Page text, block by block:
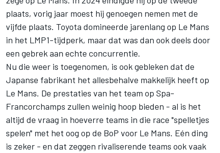
plaats, vorig jaar moest hij genoegen nemen met de
vijfde plaats. Toyota domineerde jarenlang op Le Mans
in het LMP1-tijdperk, maar dat was dan ook deels door
een gebrek aan echte concurrentie.
Nu die weer is toegenomen, is ook gebleken dat de
Japanse fabrikant het allesbehalve makkelijk heeft op
Le Mans. De prestaties van het team op Spa-
Francorchamps zullen weinig hoop bieden - al is het
altijd de vraag in hoeverre teams in die race "spelletjes
spelen" met het oog op de BoP voor Le Mans. Eén ding
is zeker - en dat zeggen rivaliserende teams ook vaak